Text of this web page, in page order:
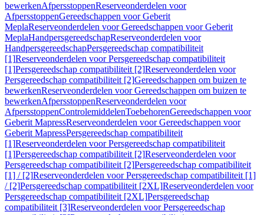
bewerkenAfpersstoppenReserveonderdelen voor
AfpersstoppenGereedschappen voor Geberit
MeplaReserveonderdelen voor Gereedschappen voor Geberit
MeplaHandpersgereedschapReserveonderdelen voor
HandpersgereedschapPersgereedschap compatibiliteit
[1]Reserveonderdelen voor Persgereedschap compatibiliteit
[1]Persgereedschap compatibiliteit [2]Reserveonderdelen voor
Persgereedschap compatibiliteit [2]Gereedschappen om buizen te
bewerkenReserveonderdelen voor Gereedschappen om buizen te
bewerkenAfpersstoppenReserveonderdelen voor
AfpersstoppenControlemiddelenToebehorenGereedschappen voor
Geberit MapressReserveonderdelen voor Gereedschappen voor
Geberit MapressPersgereedschap compatibiliteit
[1]Reserveonderdelen voor Persgereedschap compatibiliteit
[1]Persgereedschap compatibiliteit [2]Reserveonderdelen voor
Persgereedschap compatibiliteit [2]Persgereedschap compatibiliteit
[1] / [2]Reserveonderdelen voor Persgereedschap compatibiliteit [1]
/ [2]Persgereedschap compatibiliteit [2XL]Reserveonderdelen voor
Persgereedschap compatibiliteit [2XL]Persgereedschap
compatibiliteit [3]Reserveonderdelen voor Persgereedschap